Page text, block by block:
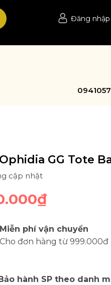
Đăng nhập
GG Tote
cập nhật
Miễn phí vận chuyển
Cho đơn hàng từ 999.000đ
hành SP theo danh